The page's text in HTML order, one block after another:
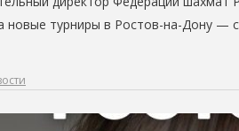
новые турниры в Ростов-на-Дону